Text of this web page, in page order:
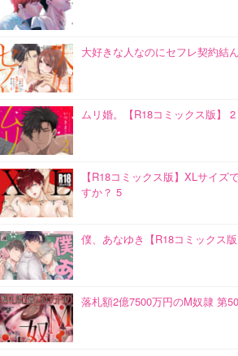
大好きな人なのにセフレ契約結
ムリ婚。【R18コミックス版】 2
【R18コミックス版】XLサイズ
すか？ 5
僕、あなゆき【R18コミックス版
落札額2億7500万円のM奴隷 第